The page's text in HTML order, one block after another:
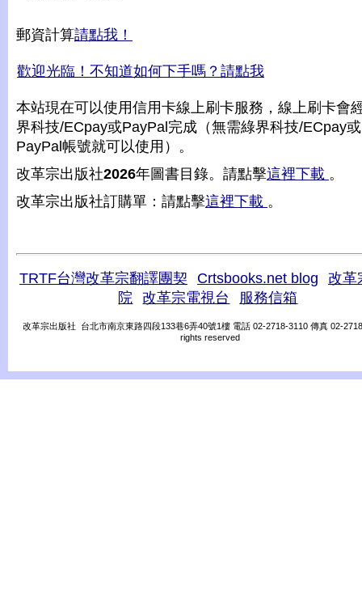
郵資計算請點我！
歡迎光臨！不知道如何下手嗎？請點我
本站現在可以使用信用卡線上刷卡服務，線上刷卡會
界科技/ECpay或PayPal完成（無需綠界科技/ECpay或
PayPal帳號就可以使用）。
改革宗出版社2026年圖書目錄。請點擊這裡下載 。
改革宗出版社訂購單：請點擊這裡下載 。
TRTF台灣改革宗翻譯團契 Crtsbooks.net blog
改革
院
改革宗電視台 服務信箱
改革宗出版社 台北市南京東路四段133巷6弄40號1樓 電話 02-2718-3110 傳真 02-
rights reserved